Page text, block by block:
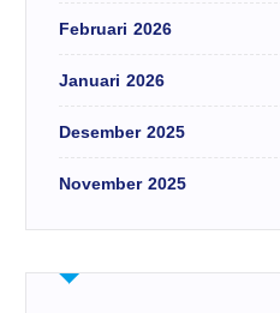
Februari 2026
Januari 2026
Desember 2025
November 2025